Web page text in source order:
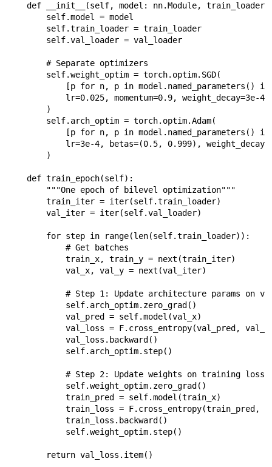
def __init__(self, model: nn.Module,
        self.model = model
        self.train_loader = train_loader
        self.val_loader = val_loader
        # Separate optimizers
        self.weight_optim = torch.optim.SGD(
[p for n, p in model.named_parameters()
            lr=0.025, momentum=0.9, weight_decay=3e-4
        )
        self.arch_optim = torch.optim.Adam(
[p for n, p in model.named_parameters()
lr=3e-4, betas=(0.5, 0.999),
        )
    def train_epoch(self):
        """One epoch of bilevel optimization"""
        train_iter = iter(self.train_loader)
        val_iter = iter(self.val_loader)
        for step in range(len(self.train_loader)):
            # Get batches
            train_x, train_y = next(train_iter)
            val_x, val_y = next(val_iter)
# Step 1: Update architecture params on
            self.arch_optim.zero_grad()
            val_pred = self.model(val_x)
val_loss = F.cross_entropy(val_pred,
            val_loss.backward()
            self.arch_optim.step()
            # Step 2: Update weights on training loss
            self.weight_optim.zero_grad()
            train_pred = self.model(train_x)
train_loss = F.cross_entropy(train_pred,
            train_loss.backward()
            self.weight_optim.step()
        return val_loss.item()